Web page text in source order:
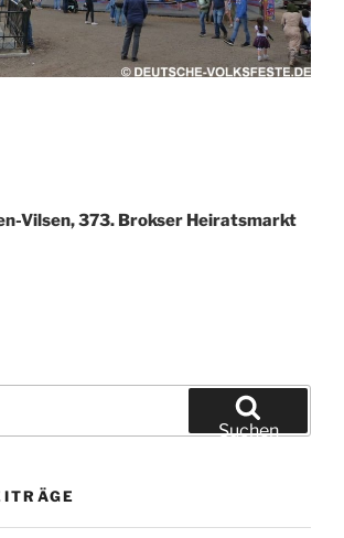
Vilsen, 373. Brokser Heiratsmarkt
Suchen